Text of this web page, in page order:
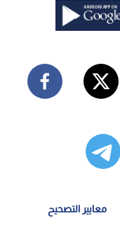
معايير التصحيح